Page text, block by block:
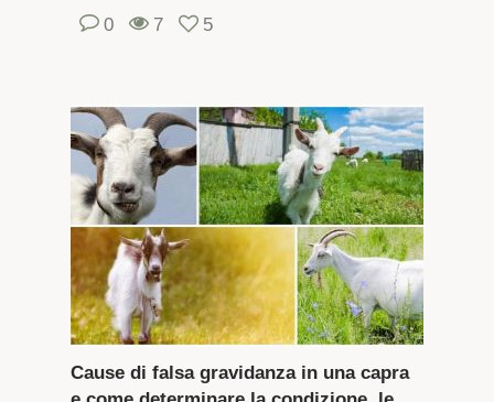
0 7 5
Cause di falsa gravidanza in una capra